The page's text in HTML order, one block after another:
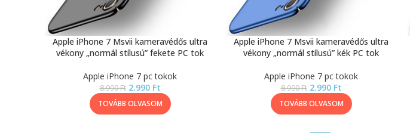
Apple iPhone 7 Msvii kameravédős ultra
vékony „normál stílusú” fekete PC tok
Apple iPhone 7 pc tokok
8.990Ft 2.990 Ft
TOVÁBB OLVASOM
Apple iPhone 7 Msvii kameravédős ultra
vékony „normál stílusú” kék PC tok
Apple iPhone 7 pc tokok
8.990Ft 2.990 Ft
TOVÁBB OLVASOM